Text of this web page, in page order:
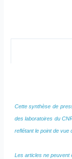
Cette synthèse de
des laboratoires du
reflétant le point de vue
Les articles ne peuvent